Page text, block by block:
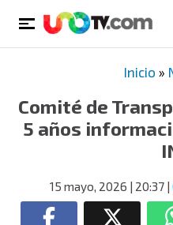
Inicio »
Comité de
5 años
15 mayo, 2026 | 20:37|